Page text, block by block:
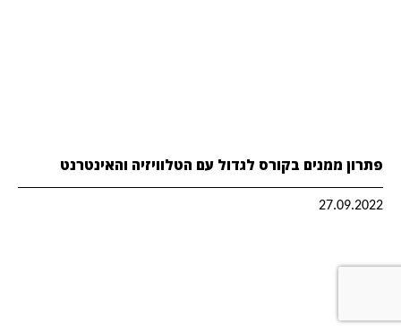
פתרון ממנים בקורס לגדול עם הטלוויזיה והאינטרנט
27.09.2022